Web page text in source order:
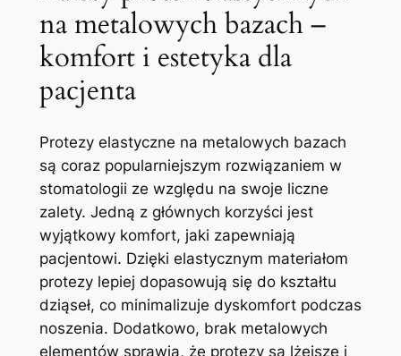
na metalowych ⁢bazach –
komfort i estetyka‍ dla
pacjenta
Protezy elastyczne na metalowych bazach
są coraz popularniejszym rozwiązaniem w
⁤stomatologii ze względu na⁣ swoje liczne
zalety. ‌Jedną​ z głównych korzyści jest‌
wyjątkowy komfort, jaki zapewniają
pacjentowi. Dzięki elastycznym materiałom
⁣protezy​ lepiej dopasowują się do kształtu
dziąseł, co minimalizuje dyskomfort podczas
noszenia. Dodatkowo, brak metalowych
‌elementów sprawia, że protezy są lżejsze ⁢i